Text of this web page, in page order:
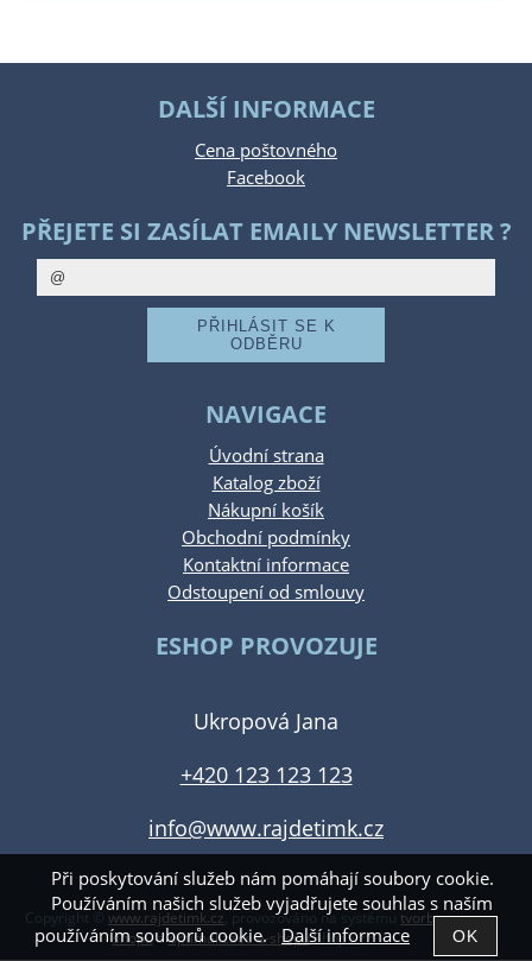
DALŠÍ INFORMACE
Cena poštovného
Facebook
PŘEJETE SI ZASÍLAT EMAILY NEWSLETTER ?
NAVIGACE
Úvodní strana
Katalog zboží
Nákupní košík
Obchodní podmínky
Kontaktní informace
Odstoupení od smlouvy
ESHOP PROVOZUJE
Ukropová Jana
+420 123 123 123
info@www.rajdetimk.cz
Copyright © www.rajdetimk.cz provozováno na systému tvorba e-
shopuaoptimalizace e-shopuShop5.cz
Při poskytování služeb nám pomáhají soubory cookie.
Používáním našich služeb vyjadřujete souhlas s naším
používáním souborů cookie.Další informace